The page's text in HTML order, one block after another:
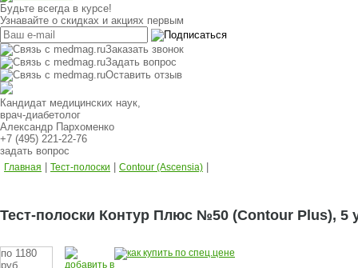
Будьте всегда в курсе!
Узнавайте о скидках и акциях первым
Заказать звонок
Задать вопрос
Оставить отзыв
Кандидат медицинских наук,
врач-диабетолог
Александр Пархоменко
+7 (495) 221-22-76
задать вопрос
Главная Тест-полоски Contour (Ascensia)
Тест-полоски Контур Плюс №50 (Contour Plus), 5
по 1180
руб.